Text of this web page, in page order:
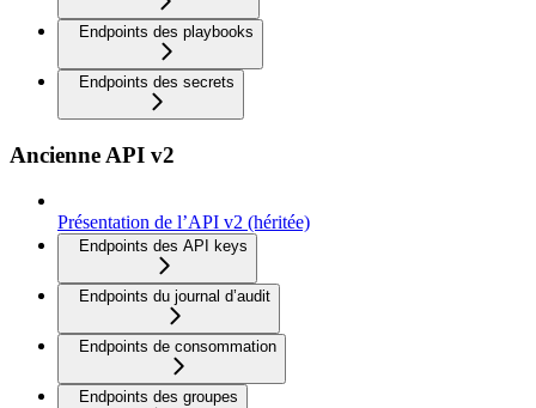
Endpoints des playbooks
Endpoints des secrets
Ancienne API v2
Présentation de l’API v2 (héritée)
Endpoints des API keys
Endpoints du journal d’audit
Endpoints de consommation
Endpoints des groupes